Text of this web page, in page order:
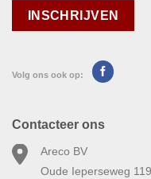
Volg ons ook op:
Contacteer ons
Areco BV
Oude Ieperseweg 119